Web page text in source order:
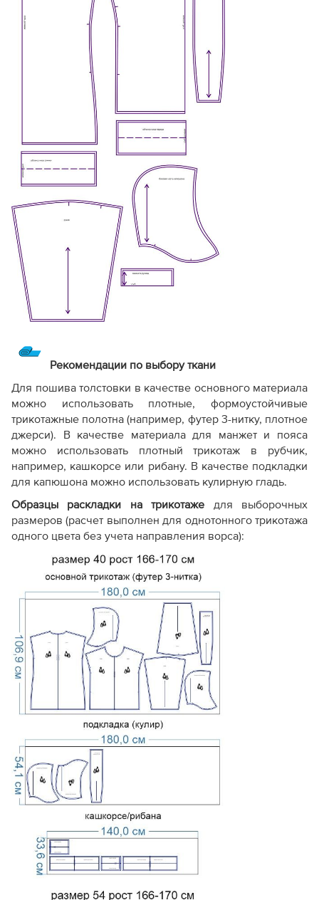
Рекомендации по выбору ткани
Для пошива толстовки в качестве основного материала
можно использовать плотные, формоустойчивые
трикотажные полотна (например, футер 3-нитку, плотное
джерси). В качестве материала для манжет и пояса
можно использовать плотный трикотаж в рубчик,
например, кашкорсе или рибану. В качестве подкладки
для капюшона можно использовать кулирную гладь.
Образцы раскладки на трикотаже для выборочных
размеров (расчет выполнен для однотонного трикотажа
одного цвета без учета направления ворса):